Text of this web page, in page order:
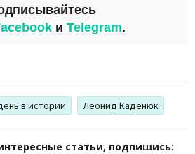
и Telegram.
в истории Леонид Каденюк
статьи, подпишись: